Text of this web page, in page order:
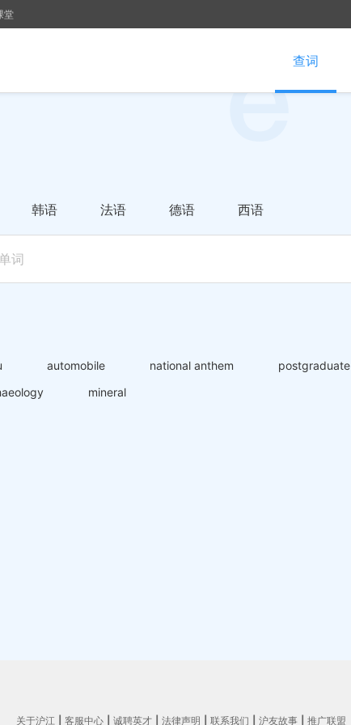
堂
查词
韩语 法语 德语 西语
automobile national anthem postgraduate
mineral
关于沪江 客服中心 诚聘英才 法律声明 联系我们 沪友故事 推广联盟